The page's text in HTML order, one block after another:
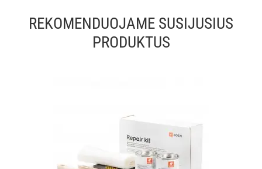
REKOMENDUOJAME SUSIJUSIUS
PRODUKTUS